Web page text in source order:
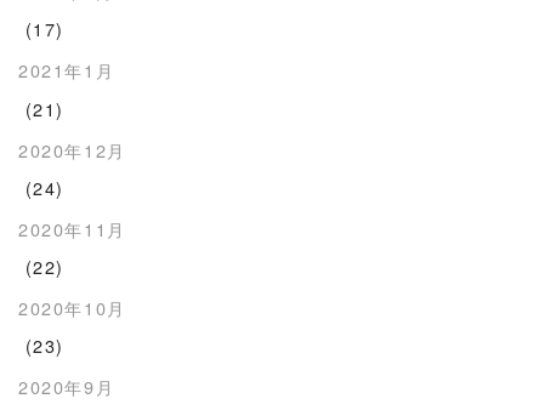
(17)
2021年1月
(21)
2020年12月
(24)
2020年11月
(22)
2020年10月
(23)
2020年9月